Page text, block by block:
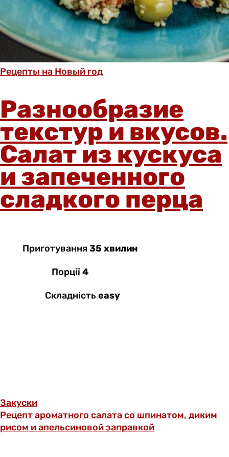
Рецепты на Новый год
Разнообразие
текстур и вкусов.
Салат из кускуса
и запеченного
сладкого перца
Приготування35 хвилин
Порції4
Складність easy
Закуски
Рецепт ароматного салата со шпинатом, диким
рисом и апельсиновой заправкой